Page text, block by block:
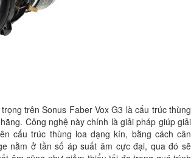
trên Sonus Faber Vox G3 là cấu trúc thùng
hãng. Công nghệ này chính là giải pháp giúp giải
cấu trúc thùng loa dạng kín, bằng cách cân
nằm ở tần số áp suất âm cực đại, qua đó sẽ